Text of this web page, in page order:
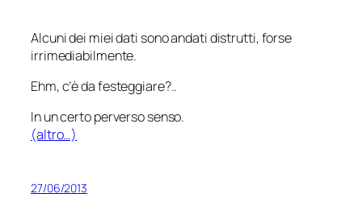
Alcuni dei miei dati sono andati distrutti, forse
irrimediabilmente.
Ehm, c’è da festeggiare?..
In un certo perverso senso.
(altro…)
27/06/2013